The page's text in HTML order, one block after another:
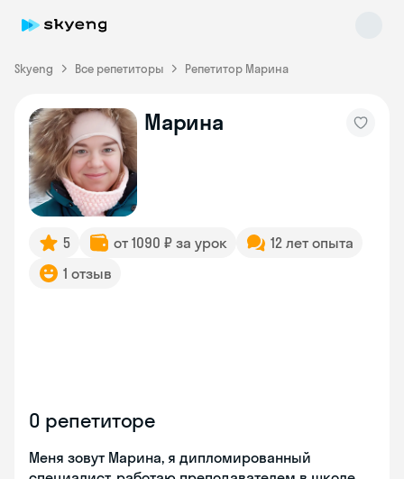
Skyeng Все репетиторы Репетитор Марина
Марина
5 от 1090 ₽ за урок
12 лет опыта
1 отзыв
О репетиторе
Меня зовут Марина, я дипломированный
Skyeng Chat
online